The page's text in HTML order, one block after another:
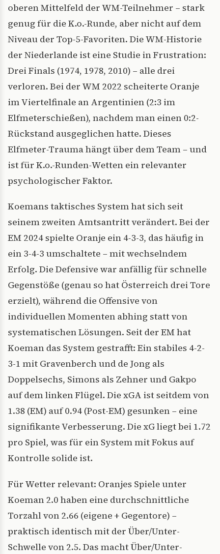
oberen Mittelfeld der WM-Teilnehmer – stark
genug für die K.o.-Runde, aber nicht auf dem
Niveau der Top-5-Favoriten. Die WM-Historie
der Niederlande ist eine Studie in Frustration:
Drei Finals (1974, 1978, 2010) – alle drei
verloren. Bei der WM 2022 scheiterte Oranje
im Viertelfinale an Argentinien (2:3 im
Elfmeterschießen), nachdem man einen 0:2-
Rückstand ausgeglichen hatte. Dieses
Elfmeter-Trauma hängt über dem Team – und
ist für K.o.-Runden-Wetten ein relevanter
psychologischer Faktor.
Koemans taktisches System hat sich seit
seinem zweiten Amtsantritt verändert. Bei der
EM 2024 spielte Oranje ein 4-3-3, das häufig in
ein 3-4-3 umschaltete – mit wechselndem
Erfolg. Die Defensive war anfällig für schnelle
Gegenstöße (genau so hat Österreich drei Tore
erzielt), während die Offensive von
individuellen Momenten abhing statt von
systematischen Lösungen. Seit der EM hat
Koeman das System gestrafft: Ein stabiles 4-2-
3-1 mit Gravenberch und de Jong als
Doppelsechs, Simons als Zehner und Gakpo
auf dem linken Flügel. Die xGA ist seitdem von
1.38 (EM) auf 0.94 (Post-EM) gesunken – eine
signifikante Verbesserung. Die xG liegt bei 1.72
pro Spiel, was für ein System mit Fokus auf
Kontrolle solide ist.
Für Wetter relevant: Oranjes Spiele unter
Koeman 2.0 haben eine durchschnittliche
Torzahl von 2.66 (eigene + Gegentore) –
praktisch identisch mit der Über/Unter-
Schwelle von 2.5. Das macht Über/Unter-